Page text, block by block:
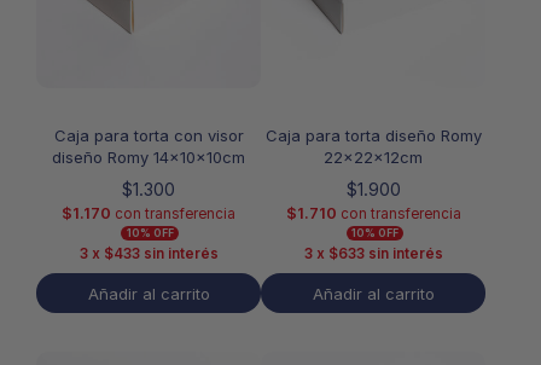
Caja para torta con visor
diseño Romy 14x10x10cm
$1.300
$1.170 con transferencia
10% OFF
3 x $433 sin interés
Añadir al carrito
Caja para torta diseño Romy
22x22x12cm
$1.900
$1.710 con transferencia
10% OFF
3 x $633 sin interés
Añadir al carrito